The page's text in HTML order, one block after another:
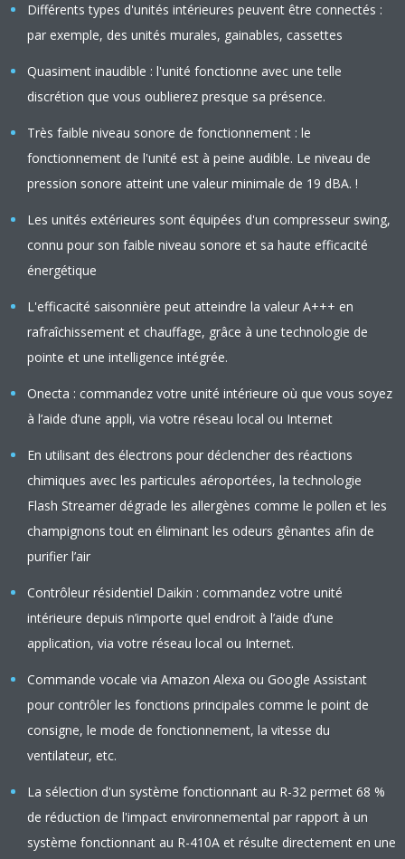
Différents types d'unités intérieures peuvent être connectés :
par exemple, des unités murales, gainables, cassettes
Quasiment inaudible : l'unité fonctionne avec une telle
discrétion que vous oublierez presque sa présence.
Très faible niveau sonore de fonctionnement : le
fonctionnement de l'unité est à peine audible. Le niveau de
pression sonore atteint une valeur minimale de 19 dBA. !
Les unités extérieures sont équipées d'un compresseur swing,
connu pour son faible niveau sonore et sa haute efficacité
énergétique
L'efficacité saisonnière peut atteindre la valeur A+++ en
rafraîchissement et chauffage, grâce à une technologie de
pointe et une intelligence intégrée.
Onecta : commandez votre unité intérieure où que vous soyez
à l’aide d’une appli, via votre réseau local ou Internet
En utilisant des électrons pour déclencher des réactions
chimiques avec les particules aéroportées, la technologie
Flash Streamer dégrade les allergènes comme le pollen et les
champignons tout en éliminant les odeurs gênantes afin de
purifier l’air
Contrôleur résidentiel Daikin : commandez votre unité
intérieure depuis n’importe quel endroit à l’aide d’une
application, via votre réseau local ou Internet.
Commande vocale via Amazon Alexa ou Google Assistant
pour contrôler les fonctions principales comme le point de
consigne, le mode de fonctionnement, la vitesse du
ventilateur, etc.
La sélection d'un système fonctionnant au R-32 permet 68 %
de réduction de l'impact environnemental par rapport à un
système fonctionnant au R-410A et résulte directement en une